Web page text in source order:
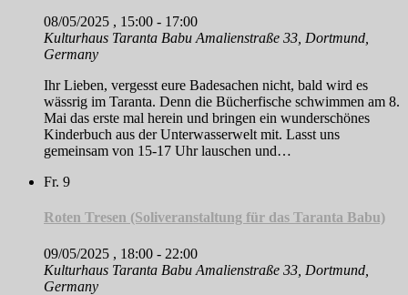
08/05/2025 , 15:00 - 17:00
Kulturhaus Taranta Babu Amalienstraße 33, Dortmund,
Germany
Ihr Lieben, vergesst eure Badesachen nicht, bald wird es
wässrig im Taranta. Denn die Bücherfische schwimmen am 8.
Mai das erste mal herein und bringen ein wunderschönes
Kinderbuch aus der Unterwasserwelt mit. Lasst uns
gemeinsam von 15-17 Uhr lauschen und…
Fr. 9
Roten Tresen (Soliveranstaltung für das Taranta Babu)
09/05/2025 , 18:00 - 22:00
Kulturhaus Taranta Babu Amalienstraße 33, Dortmund,
Germany